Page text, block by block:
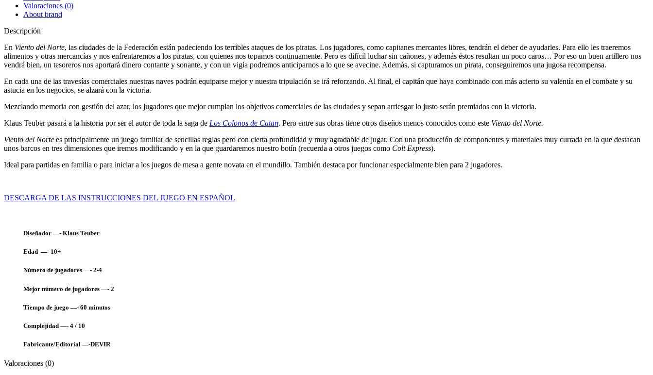
Valoraciones (0)
About brand
Descripción
En Viento del Norte, las ciudades de la Federación están padeciendo los terribles ataques de los piratas. Los jugadores, como capitanes mercantes libres, tendrán el deber de ayudarles. Para ello les traeremos
alimentos y otras mercancías y nos enfrentaremos a los piratas, con quienes nos topamos continuamente. Pero es difícil luchar sin cañones, y además éstos resultan un poco caros… Por eso un buen artillero nos
vendrá bien, un tesoreros nos aportará dinero contante y sonante, y con un vigía podremos anticiparnos a lo que se avecine. Además, si capturamos un pirata, conseguiremos una jugosa recompensa.
En cada una de las travesías comerciales nuestras naves podrán equiparse mejor y nuestra tripulación se irá reforzando. Al final, el capitán que haya combinado con más acierto su valentía en el combate y su
astucia en los negocios, se alzará con la victoria.
Mezclando memoria con gestión del azar, los jugadores que mejor cumplan los objetivos comerciales de las ciudades y sepan arriesgar lo justo serán premiados con la victoria.
Klaus Teuber pasará a la historia por ser el autor de toda la saga de Los Colonos de Catan. Pero entre sus obras tiene otros diseños menos conocidos como este Viento del Norte.
Viento del Norte es principalmente un juego familiar de sencillas reglas pero con cierta profundidad y muy agradable de jugar. Con una producción de componentes y materiales muy currada en la que destacan
unos barcos en tres dimensiones que iremos modificando y en la que guardaremos nuestro botín (recuerda a otros juegos como Colt Express).
Ideal para partidas en familia o para iniciar a los juegos de mesa a gente novata en el mundillo. También destaca por funcionar especialmente bien para 2 jugadores.
DESCARGA DE LAS INSTRUCCIONES DEL JUEGO EN ESPAÑOL
Diseñador —- Klaus Teuber
Edad —- 10+
Número de jugadores —- 2-4
Mejor número de jugadores —- 2
Tiempo de juego —- 60 minutos
Complejidad —- 4 / 10
Fabricante/Editorial —-DEVIR
Valoraciones (0)